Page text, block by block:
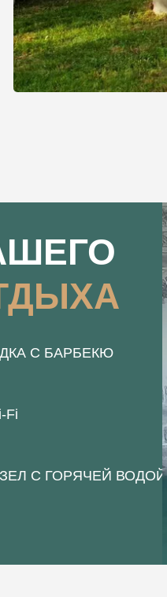
С БАРБЕКЮ
Fi
С ГОРЯЧЕЙ ВОДОЙ